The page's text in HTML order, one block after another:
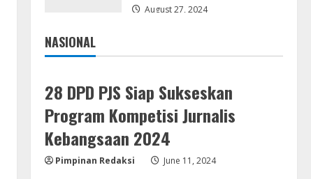
August 7, 2026
August 7, 2026
August 27, 2024
NASIONAL
Jakarta
28 DPD PJS Siap Sukseskan
Program Kompetisi Jurnalis
Kebangsaan 2024
Pimpinan Redaksi June 11, 2024